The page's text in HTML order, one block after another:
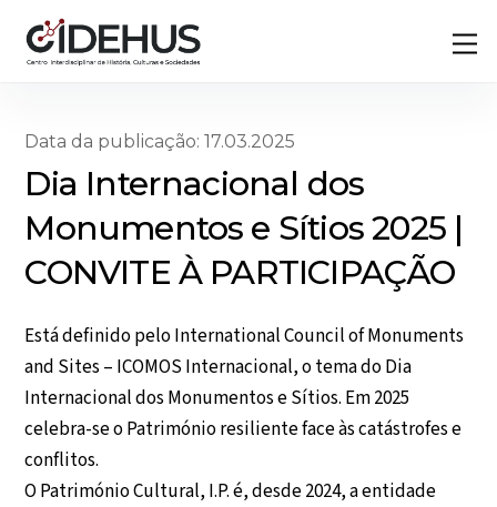
content
Data da publicação: 17.03.2025
Dia Internacional dos
Monumentos e Sítios 2025 |
CONVITE À PARTICIPAÇÃO
Está definido pelo International Council of Monuments
and Sites – ICOMOS Internacional, o tema do Dia
Internacional dos Monumentos e Sítios. Em 2025
celebra-se o Património resiliente face às catástrofes e
conflitos.
O Património Cultural, I.P. é, desde 2024, a entidade